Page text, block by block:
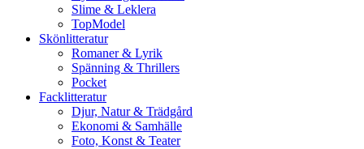
Slime & Leklera
TopModel
Skönlitteratur
Romaner & Lyrik
Spänning & Thrillers
Pocket
Facklitteratur
Djur, Natur & Trädgård
Ekonomi & Samhälle
Foto, Konst & Teater